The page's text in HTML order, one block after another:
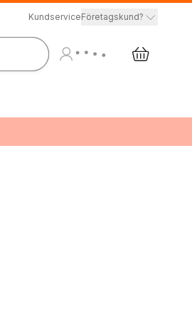
KundserviceFöretagskund?